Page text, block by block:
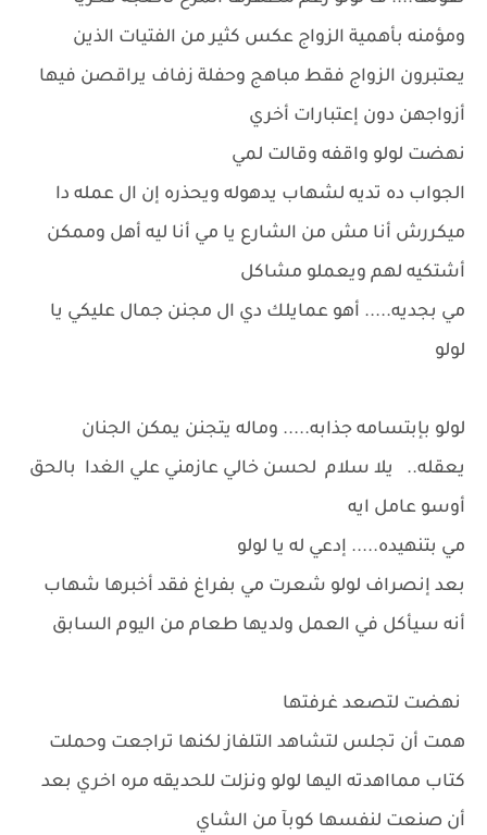
ومؤمنه بأهمية الزواج عكس كثير من الفتيات الذين
يعتبرون الزواج فقط مباهج وحفلة زفاف يراقصن فيها
أزواجهن دون إعتبارات أخري
نهضت لولو واقفه وقالت لمي
الجواب ده تديه لشهاب يدهوله ويحذره إن ال عمله دا
ميكررش أنا مش من الشارع يا مي أنا ليه أهل وممكن
أشتكيه لهم ويعملو مشاكل
مي بجديه..... أهو عمايلك دي ال مجنن جمال عليكي يا
لولو
لولو بإبتسامه جذابه..... وماله يتجنن يمكن الجنان
يعقله.. يلا سلام لحسن خالي عازمني علي الغدا بالحق
أوسو عامل ايه
مي بتنهيده..... إدعي له يا لولو
بعد إنصراف لولو شعرت مي بفراغ فقد أخبرها شهاب
أنه سيأكل في العمل ولديها طعام من اليوم السابق
نهضت لتصعد غرفتها
همت أن تجلس لتشاهد التلفاز لكنها تراجعت وحملت
كتاب ممااهدته اليها لولو ونزلت للحديقه مره اخري بعد
أن صنعت لنفسها كوبآ من الشاي